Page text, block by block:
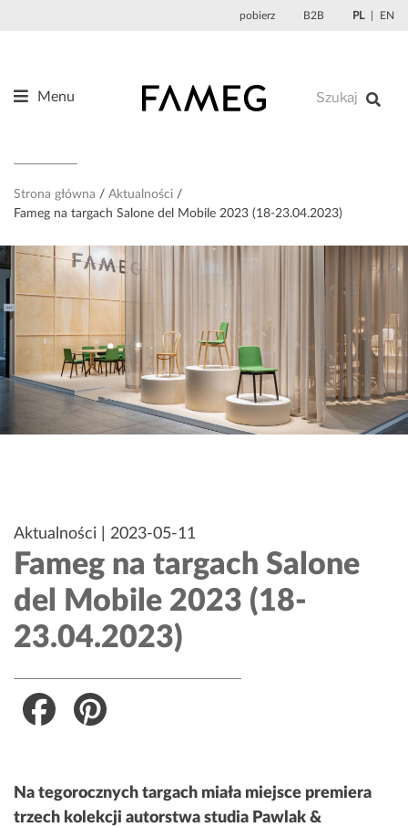
pobierz B2B PL EN
Menu
O nas
Projektanci
Referencje
Aktualności
Kontakt
Strona główna
Aktualności
Fameg na targach Salone del Mobile 2023 (18-23.04.2023)
Aktualności
Opublikowane
w
2023-05-11
Fameg na targach Salone
del Mobile 2023 (18-
23.04.2023)
Facebook
Na tegorocznych targach miała miejsce premiera
trzech kolekcji autorstwa studia Pawlak &